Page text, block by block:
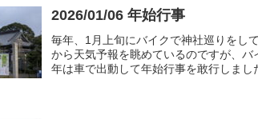
2026/01/06 年始行事
毎年、1月上旬にバイクで神社巡りをし
から天気予報を眺めているのですが、
年は車で出動して年始行事を敢行しまし